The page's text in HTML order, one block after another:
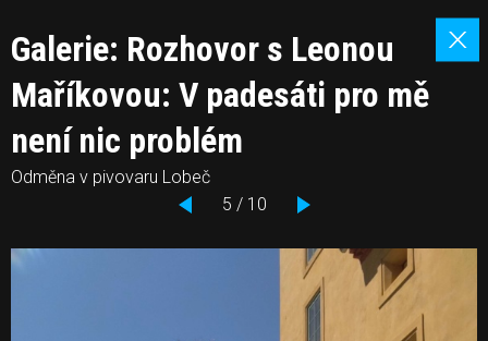
Galerie: Rozhovor s Leonou
Maříkovou: V padesáti pro mě
není nic problém
Odměna v pivovaru Lobeč
5 / 10